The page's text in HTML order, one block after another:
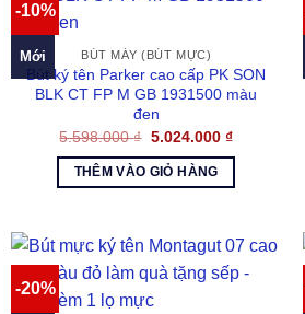
-10%
Mới BÚT MÁY (BÚT MỰC)
Bút ký tên Parker cao cấp PK SON
BLK CT FP M GB 1931500 màu
đen
5.598.000₫ Giá
là:
5.598.000 ₫.
5.024.000 ₫Giá
THÊM VÀO GIỎ HÀNG
-20%